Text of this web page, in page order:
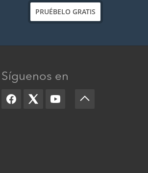
PRUÉBELO GRATIS
Síguenos en